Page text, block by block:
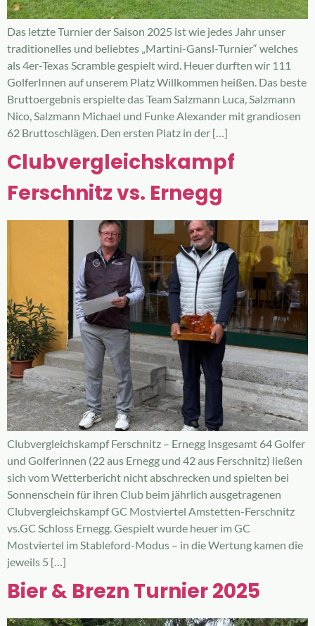
Das letzte Turnier der Saison 2025 ist wie jedes Jahr unser
traditionelles und beliebtes „Martini-Gansl-Turnier“ welches
als 4er-Texas Scramble gespielt wird. Heuer durften wir 111
GolferInnen auf unserem Platz Willkommen heißen. Das beste
Bruttoergebnis erspielte das Team Salzmann Luca, Salzmann
Nico, Salzmann Michael und Funke Alexander mit grandiosen
62 Bruttoschlägen. Den ersten Platz in der […]
Clubvergleichskampf
Ferschnitz vs. Ernegg
Clubvergleichskampf Ferschnitz – Ernegg Insgesamt 64 Golfer
und Golferinnen (22 aus Ernegg und 42 aus Ferschnitz) ließen
sich vom Wetterbericht nicht abschrecken und spielten bei
Sonnenschein für ihren Club beim jährlich ausgetragenen
Clubvergleichskampf GC Mostviertel Amstetten-Ferschnitz
vs.GC Schloss Ernegg. Gespielt wurde heuer im GC
Mostviertel im Stableford-Modus – in die Wertung kamen die
jeweils 5 […]
Bier & Brezn Turnier 2025